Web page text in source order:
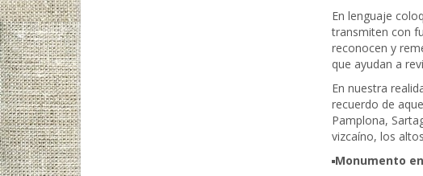
En lenguaje
transmiten con
reconocen y
que ayudan a
En nuestra
recuerdo de
Pamplona,
vizcaíno, los
Monumento